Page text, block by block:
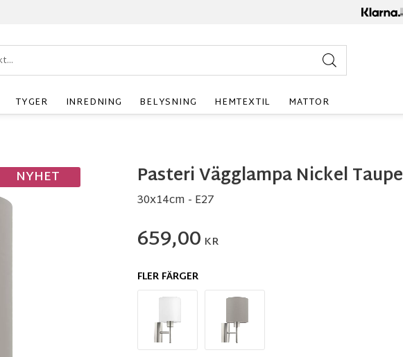
TYGER INREDNING BELYSNING HEMTEXTIL MATTOR
Pasteri Vägglampa Nickel Taupe
30x14cm - E27
NYHET
659,00 KR
FLER FÄRGER